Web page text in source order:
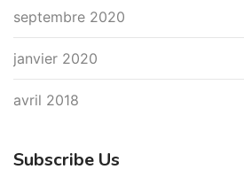
septembre 2020
janvier 2020
avril 2018
Subscribe Us